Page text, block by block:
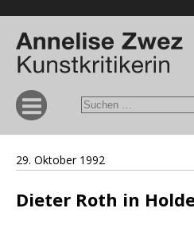
29. Oktober 1992
Dieter Roth in